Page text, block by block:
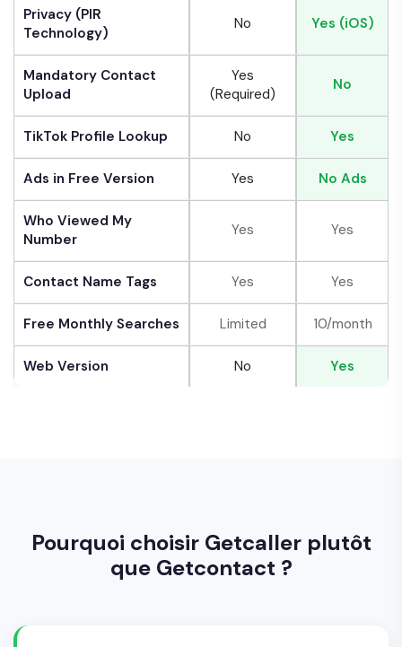
Privacy (PIR
Technology)
No Yes (iOS)
Mandatory Contact
Upload
Yes
(Required)
No
TikTok Profile Lookup No Yes
Ads in Free Version Yes No Ads
Who Viewed My
Number
Yes Yes
Contact Name Tags Yes Yes
Free Monthly Searches Limited 10/month
Web Version No Yes
Pourquoi choisir Getcaller plutôt
que Getcontact ?